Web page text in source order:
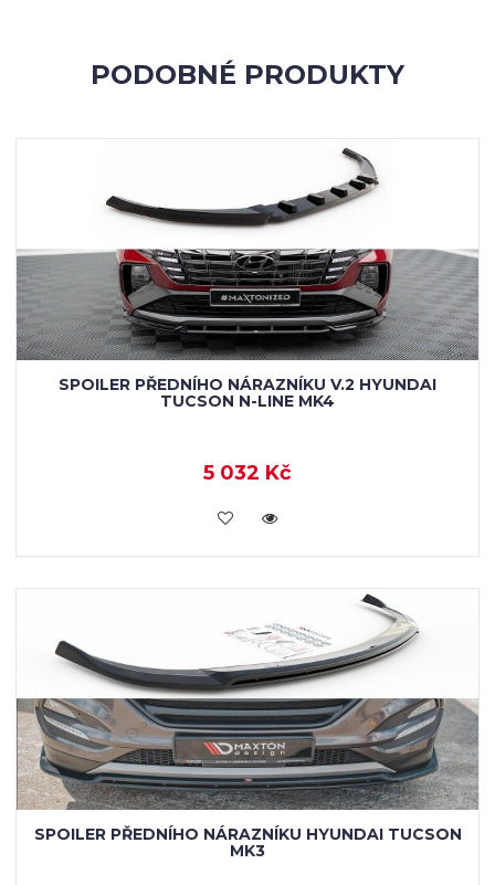
PODOBNÉ PRODUKTY
SPOILER PŘEDNÍHO NÁRAZNÍKU V.2 HYUNDAI
TUCSON N-LINE MK4
5 032 Kč
KOUPIT
SPOILER PŘEDNÍHO NÁRAZNÍKU HYUNDAI TUCSON
MK3